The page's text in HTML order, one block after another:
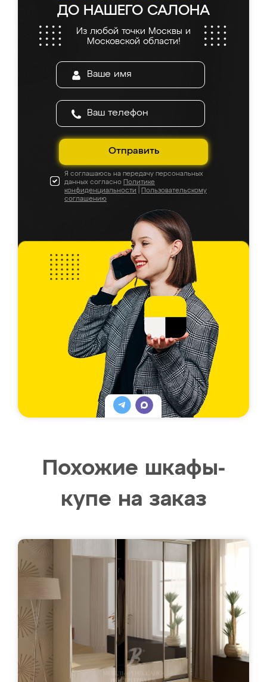
ДО НАШЕГО САЛОНА
Из любой точки Москвы и
Московской области!
Отправить
Я соглашаюсь на передачу персональных
данных согласно Политике
конфиденциальности
Пользовательскому
соглашению
Похожие шкафы-
купе на заказ